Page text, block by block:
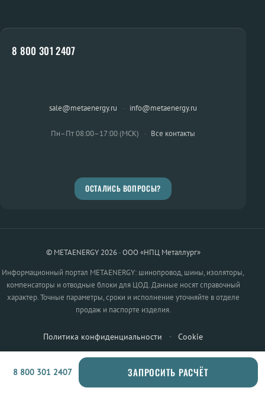
8 800 301 2407
sale@metaenergy.ru · info@metaenergy.ru
Пн–Пт 08:00–17:00 (МСК) · Все контакты
ОСТАЛИСЬ ВОПРОСЫ?
© METAENERGY 2026 · ООО «НПЦ Металлург»
Информационный портал METAENERGY: шинопровод, шины, изоляторы,
компенсаторы и отводные блоки для ЦОД. Данные носят справочный
характер. Точные параметры, сроки и исполнение уточняйте в отделе
продаж и паспорте изделия.
Политика конфиденциальности · Cookie
8 800 301 2407 ЗАПРОСИТЬ РАСЧЁТ